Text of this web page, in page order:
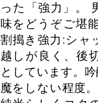
った「強力」。
味をどうぞご堪
割搗き強力:シャ
越しが良く、後
としています。
魔をしない程度